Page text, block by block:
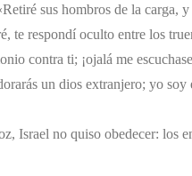
sus hombros de la carga, y
te respondí oculto entre los
contra ti; ¡ojalá me
un dios extranjero; yo soy
Israel no quiso obedecer: los